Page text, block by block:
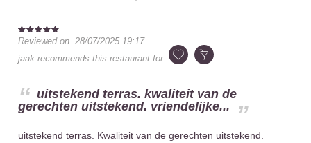
Reviewed on28/07/2025 19:17
jaak recommends this restaurant for:
uitstekend terras. kwaliteit van de
gerechten uitstekend. vriendelijke...
uitstekend terras. Kwaliteit van de gerechten uitstekend.